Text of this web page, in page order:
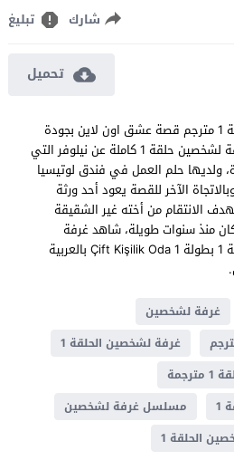
شارك تبليغ
تحميل
مسلسل غرفة لشخصين الحلقة 1 مترجم قصة عشق اون لاين بجودة
عالية النقاء، وتدور احداث غرفة لشخصين حلقة 1 كاملة عن نيلوفر التي
ولديها حلم العمل في فندق لوتيسيا
الآخر للقصة يعود أحد ورثة
الانتقام من أخته غير الشقيقة
منذ سنوات طويلة، شاهد غرفة
لشخصين الموسم الاول الحلقة 1 بطولة Çift Kişilik Oda 1 بالعربية
غرفة لشخصين
غرفة لشخصين الحلقة 1
مسلسل غرفة لشخصين
الحلقة 1